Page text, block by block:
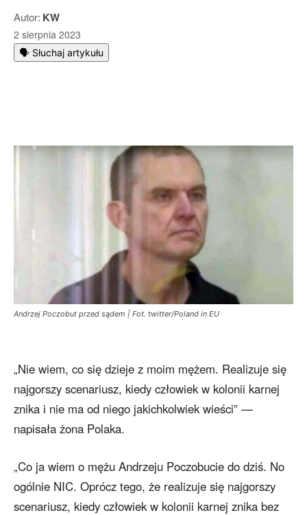
Autor: KW
2 sierpnia 2023
🗣️ Słuchaj artykułu
Andrzej Poczobut przed sądem | Fot. twitter/Poland in EU
„Nie wiem, co się dzieje z moim mężem. Realizuje się
najgorszy scenariusz, kiedy człowiek w kolonii karnej
znika i nie ma od niego jakichkolwiek wieści” —
napisała żona Polaka.
„Co ja wiem o mężu Andrzeju Poczobucie do dziś. No
ogólnie NIC. Oprócz tego, że realizuje się najgorszy
scenariusz, kiedy człowiek w kolonii karnej znika bez